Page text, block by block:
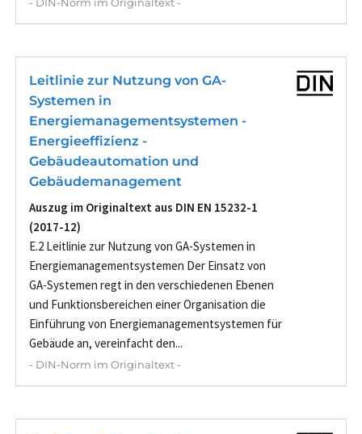
- DIN-Norm im Originaltext -
Leitlinie zur Nutzung von GA-
Systemen in
Energiemanagementsystemen -
Energieeffizienz -
Gebäudeautomation und
Gebäudemanagement
Auszug im Originaltext aus DIN EN 15232-1
(2017-12)
E.2 Leitlinie zur Nutzung von GA-Systemen in
Energiemanagementsystemen Der Einsatz von
GA-Systemen regt in den verschiedenen Ebenen
und Funktionsbereichen einer Organisation die
Einführung von Energiemanagementsystemen für
Gebäude an, vereinfacht den...
- DIN-Norm im Originaltext -